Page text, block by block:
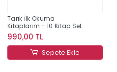
Tarık İlk Okuma
Kitaplarım - 10 Kitap Set
990,00 TL
Sepete Ekle